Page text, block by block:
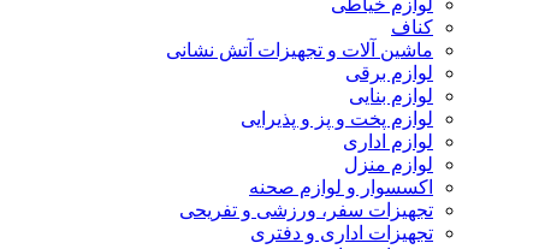
لوازم خیاطی
کناف
ماشین آلات و تجهیزات آتش نشانی
لوازم برقی
لوازم بنایی
لوازم پخت و پز و پذیرایی
لوازم اداری
لوازم منزل
اکسسوار و لوازم صحنه
تجهیزات سفر، ورزشی و تفریحی
تجهیزات اداری و دفتری